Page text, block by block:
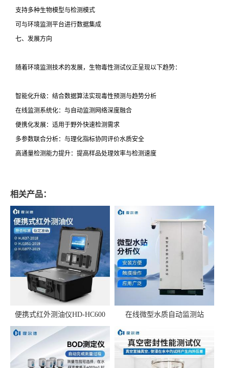
支持多种生物模型与检测模式
可与环境监测平台进行数据集成
七、发展方向
随着环境监测技术的发展，生物毒性测试仪正呈现以下趋势：
智能化升级：结合数据算法实现毒性预测与趋势分析
在线监测系统化：与自动监测网络深度融合
便携化发展：适用于野外快速检测需求
多参数联合分析：与理化指标协同评价水质安全
高通量检测能力提升：提高样品处理效率与检测速度
相关产品：
便携式红外测油仪HD-HC600 在线微型水质自动监测站